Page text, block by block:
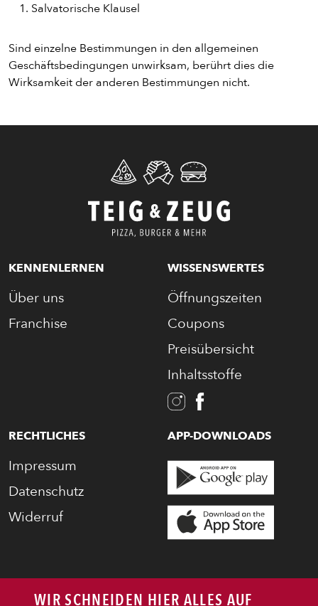
Salvatorische Klausel
Sind einzelne Bestimmungen in den allgemeinen
Geschäftsbedingungen unwirksam, berührt dies die
Wirksamkeit der anderen Bestimmungen nicht.
KENNENLERNEN
Über uns
Franchise
WISSENSWERTES
Öffnungszeiten
Coupons
Preisübersicht
Inhaltsstoffe
RECHTLICHES
Impressum
Datenschutz
Widerruf
APP-DOWNLOADS
WIR SCHNEIDEN HIER ALLES AUF